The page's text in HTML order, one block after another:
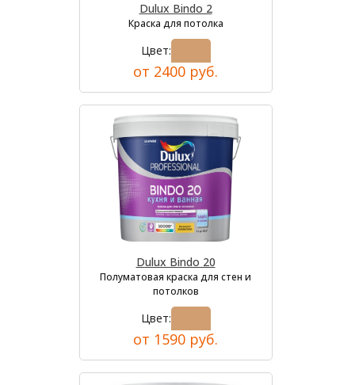
Dulux Bindo 2
Краска для потолка
Цвет:
от 2400 руб.
Dulux Bindo 20
Полуматовая краска для стен и
потолков
Цвет:
от 1590 руб.